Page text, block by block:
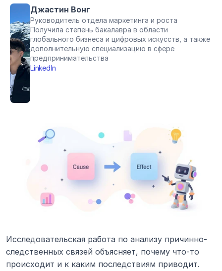
Джастин Вонг
Руководитель отдела маркетинга и роста
Получила степень бакалавра в области
глобального бизнеса и цифровых искусств, а также
дополнительную специализацию в сфере
предпринимательства
LinkedIn
Исследовательская работа по анализу причинно-
следственных связей объясняет, почему что-то
происходит и к каким последствиям приводит.